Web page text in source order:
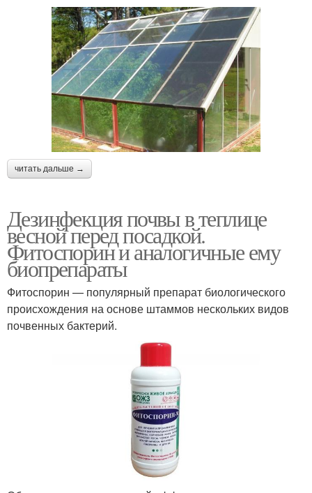
читать дальше →
Дезинфекция почвы в теплице
весной перед посадкой.
Фитоспорин и аналогичные ему
биопрепараты
Фитоспорин — популярный препарат биологического
происхождения на основе штаммов нескольких видов
почвенных бактерий.